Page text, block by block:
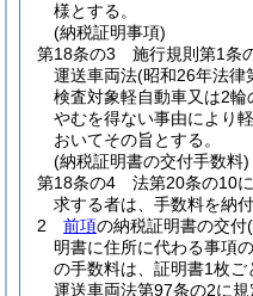
様とする。
(納税証明事項)
第18条の3
施行規則第1条
運送車両法(昭和26年法律
検査対象軽自動車又は2
やむを得ない事由により
おいてその旨とする。
(納税証明書の交付手数料)
第18条の4
法第20条の10
求する者は、手数料を納
2
前項の納税証明書の交付
明書に住所に代わる事項
の手数料は、証明書1枚ご
運送車両法第97条の2に